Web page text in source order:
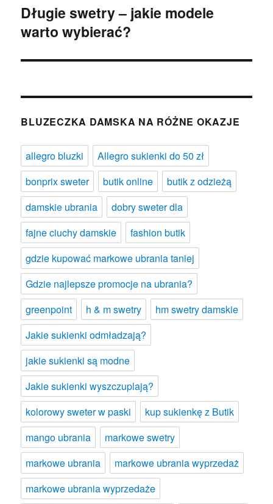
Następny
wpis:
Długie swetry – jakie modele
warto wybierać?
BLUZECZKA DAMSKA NA RÓŻNE OKAZJE
allegro bluzki
Allegro sukienki do 50 zł
bonprix sweter
butik online
butik z odzieżą
damskie ubrania
dobry sweter dla
fajne ciuchy damskie
fashion butik
gdzie kupować markowe ubrania taniej
Gdzie najlepsze promocje na ubrania?
greenpoint
h & m swetry
hm swetry damskie
Jakie sukienki odmładzają?
jakie sukienki są modne
Jakie sukienki wyszczuplają?
kolorowy sweter w paski
kup sukienkę z Butik
mango ubrania
markowe swetry
markowe ubrania
markowe ubrania wyprzedaż
markowe ubrania wyprzedaże